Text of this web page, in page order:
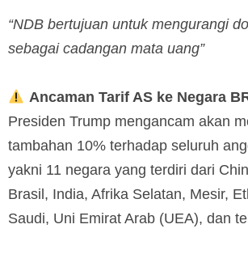
“NDB bertujuan untuk mengurangi
sebagai cadangan mata uang”
Ancaman Tarif AS ke Negara
Presiden Trump mengancam akan
tambahan 10% terhadap seluruh
yakni 11 negara yang terdiri dari
Brasil, India, Afrika Selatan, Mesir,
Saudi, Uni Emirat Arab (UEA), dan